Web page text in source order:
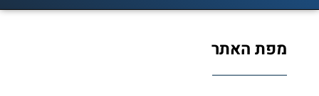
מפת האתר